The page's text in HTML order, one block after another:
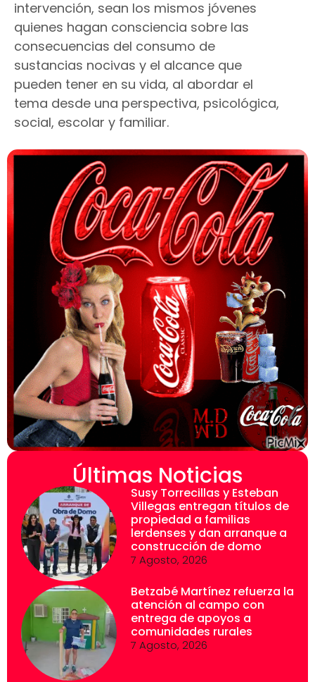
intervención, sean los mismos jóvenes
quienes hagan consciencia sobre las
consecuencias del consumo de
sustancias nocivas y el alcance que
pueden tener en su vida, al abordar el
tema desde una perspectiva, psicológica,
social, escolar y familiar.
Últimas Noticias
Susy Torrecillas y Esteban
Villegas entregan títulos de
propiedad a familias
lerdenses y dan arranque a
construcción de domo
7 Agosto, 2026
Betzabé Martínez refuerza la
atención al campo con
entrega de apoyos a
comunidades rurales
7 Agosto, 2026